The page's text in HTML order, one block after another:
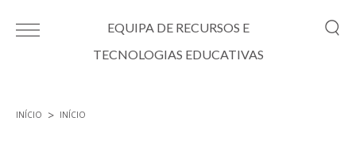
EQUIPA DE RECURSOS E
TECNOLOGIAS EDUCATIVAS
INÍCIO INÍCIO